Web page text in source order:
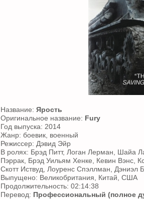
Название: Ярость
Оригинальное название: Fury
Год выпуска: 2014
Жанр: боевик, военный
Режиссер: Дэвид Эйр
В ролях: Брэд Питт, Логан Лерман, Шайа
Пэррак, Брэд Уильям Хенке, Кевин Вэнс,
Скотт Иствуд, Лоуренс Спэллман,
Выпущено: Великобритания, Китай, США
Продолжительность: 02:14:38
Перевод: Профессиональный (полное